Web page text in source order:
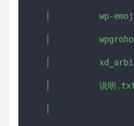
│          wp-
│
│
│          说明